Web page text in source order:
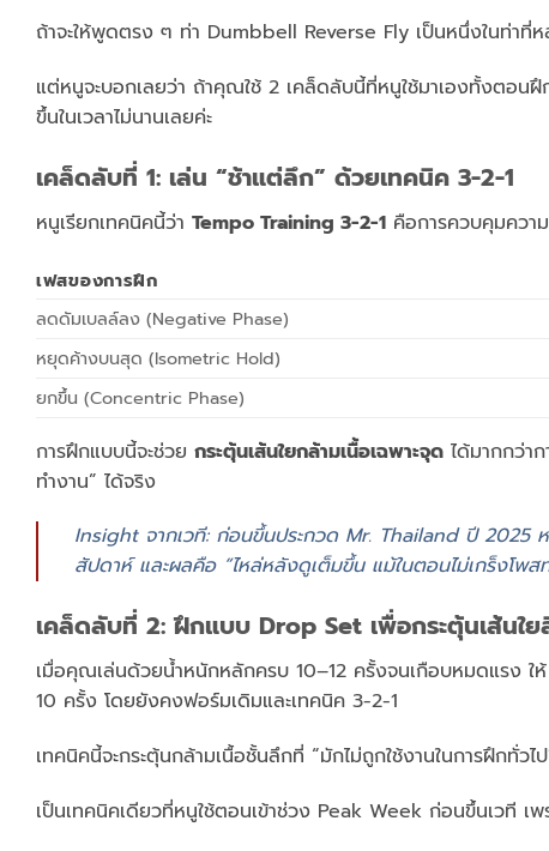
ถ้าจะให้พูดตรง ๆ ท่า Dumbbell Reverse Fly เป็นหนึ่งในท่าที่ห
แต่หนูจะบอกเลยว่า ถ้าคุณใช้ 2 เคล็ดลับนี้ที่หนูใช้มาเองทั้งตอน
ขึ้นในเวลาไม่นานเลยค่ะ
เคล็ดลับที่ 1: เล่น “ช้าแต่ลึก” ด้วยเทคนิค 3-2-1
หนูเรียกเทคนิคนี้ว่า Tempo Training 3-2-1 คือการควบคุมควา
เฟสของการฝึก
ลดดัมเบลล์ลง (Negative Phase)
หยุดค้างบนสุด (Isometric Hold)
ยกขึ้น (Concentric Phase)
การฝึกแบบนี้จะช่วย กระตุ้นเส้นใยกล้ามเนื้อเฉพาะจุด ได้มากกว่า
ทำงาน” ได้จริง
Insight จากเวที: ก่อนขึ้นประกวด Mr. Thailand ปี 2025
สัปดาห์ และผลคือ “ไหล่หลังดูเต็มขึ้น แม้ในตอนไม่เกร็งโพส
เคล็ดลับที่ 2: ฝึกแบบ Drop Set เพื่อกระตุ้นเส้นใ
เมื่อคุณเล่นด้วยน้ำหนักหลักครบ 10–12 ครั้งจนเกือบหมดแรง ให้
10 ครั้ง โดยยังคงฟอร์มเดิมและเทคนิค 3-2-1
เทคนิคนี้จะกระตุ้นกล้ามเนื้อชั้นลึกที่ “มักไม่ถูกใช้งานในการฝึกทั่วไ
เป็นเทคนิคเดียวที่หนูใช้ตอนเข้าช่วง Peak Week ก่อนขึ้นเวที